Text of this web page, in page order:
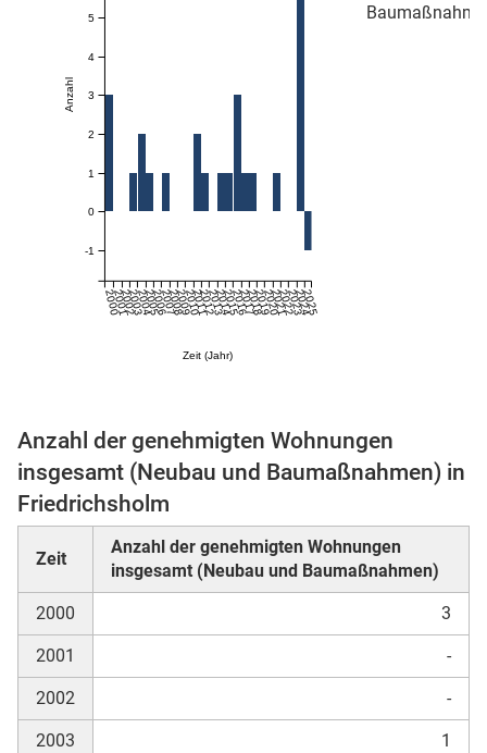
Zeit (Jahr)
2000200120022003200420052006200720082009201020112012201320142015201620172018201920202021202220232024
2025
Anzahl
-1
0
1
2
3
4
5
Anzahl der genehmigten Wohnungen
insgesamt (Neubau und Baumaßnahmen) in
Friedrichsholm
Zeit
Anzahl der genehmigten Wohnungen
insgesamt (Neubau und Baumaßnahmen)
2000 3
2001 -
2002 -
2003 1